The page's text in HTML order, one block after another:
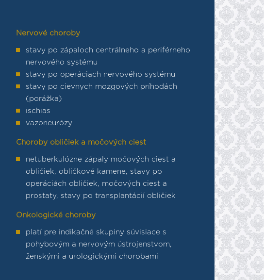
Nervové choroby
stavy po zápaloch centrálneho a periférneho
nervového systému
stavy po operáciach nervového systému
stavy po cievnych mozgových príhodách
(porážka)
ischias
vazoneurózy
Choroby obličiek a močových ciest
netuberkulózne zápaly močových ciest a
obličiek, obličkové kamene, stavy po
operáciách obličiek, močových ciest a
prostaty, stavy po transplantácií obličiek
Onkologické choroby
platí pre indikačné skupiny súvisiace s
pohybovým a nervovým ústrojenstvom,
ženskými a urologickými chorobami